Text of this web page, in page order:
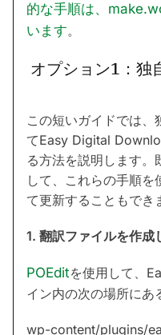
的な手順は、
います。
オプション1：独
この短いガイドでは、
てEasy Digital
る方法を説明します。
して、これらの手順
て更新することもでき
1. 翻訳ファイルを作成
POEditを使用して、
イン内の次の場所にあ
wp-content/plugins/